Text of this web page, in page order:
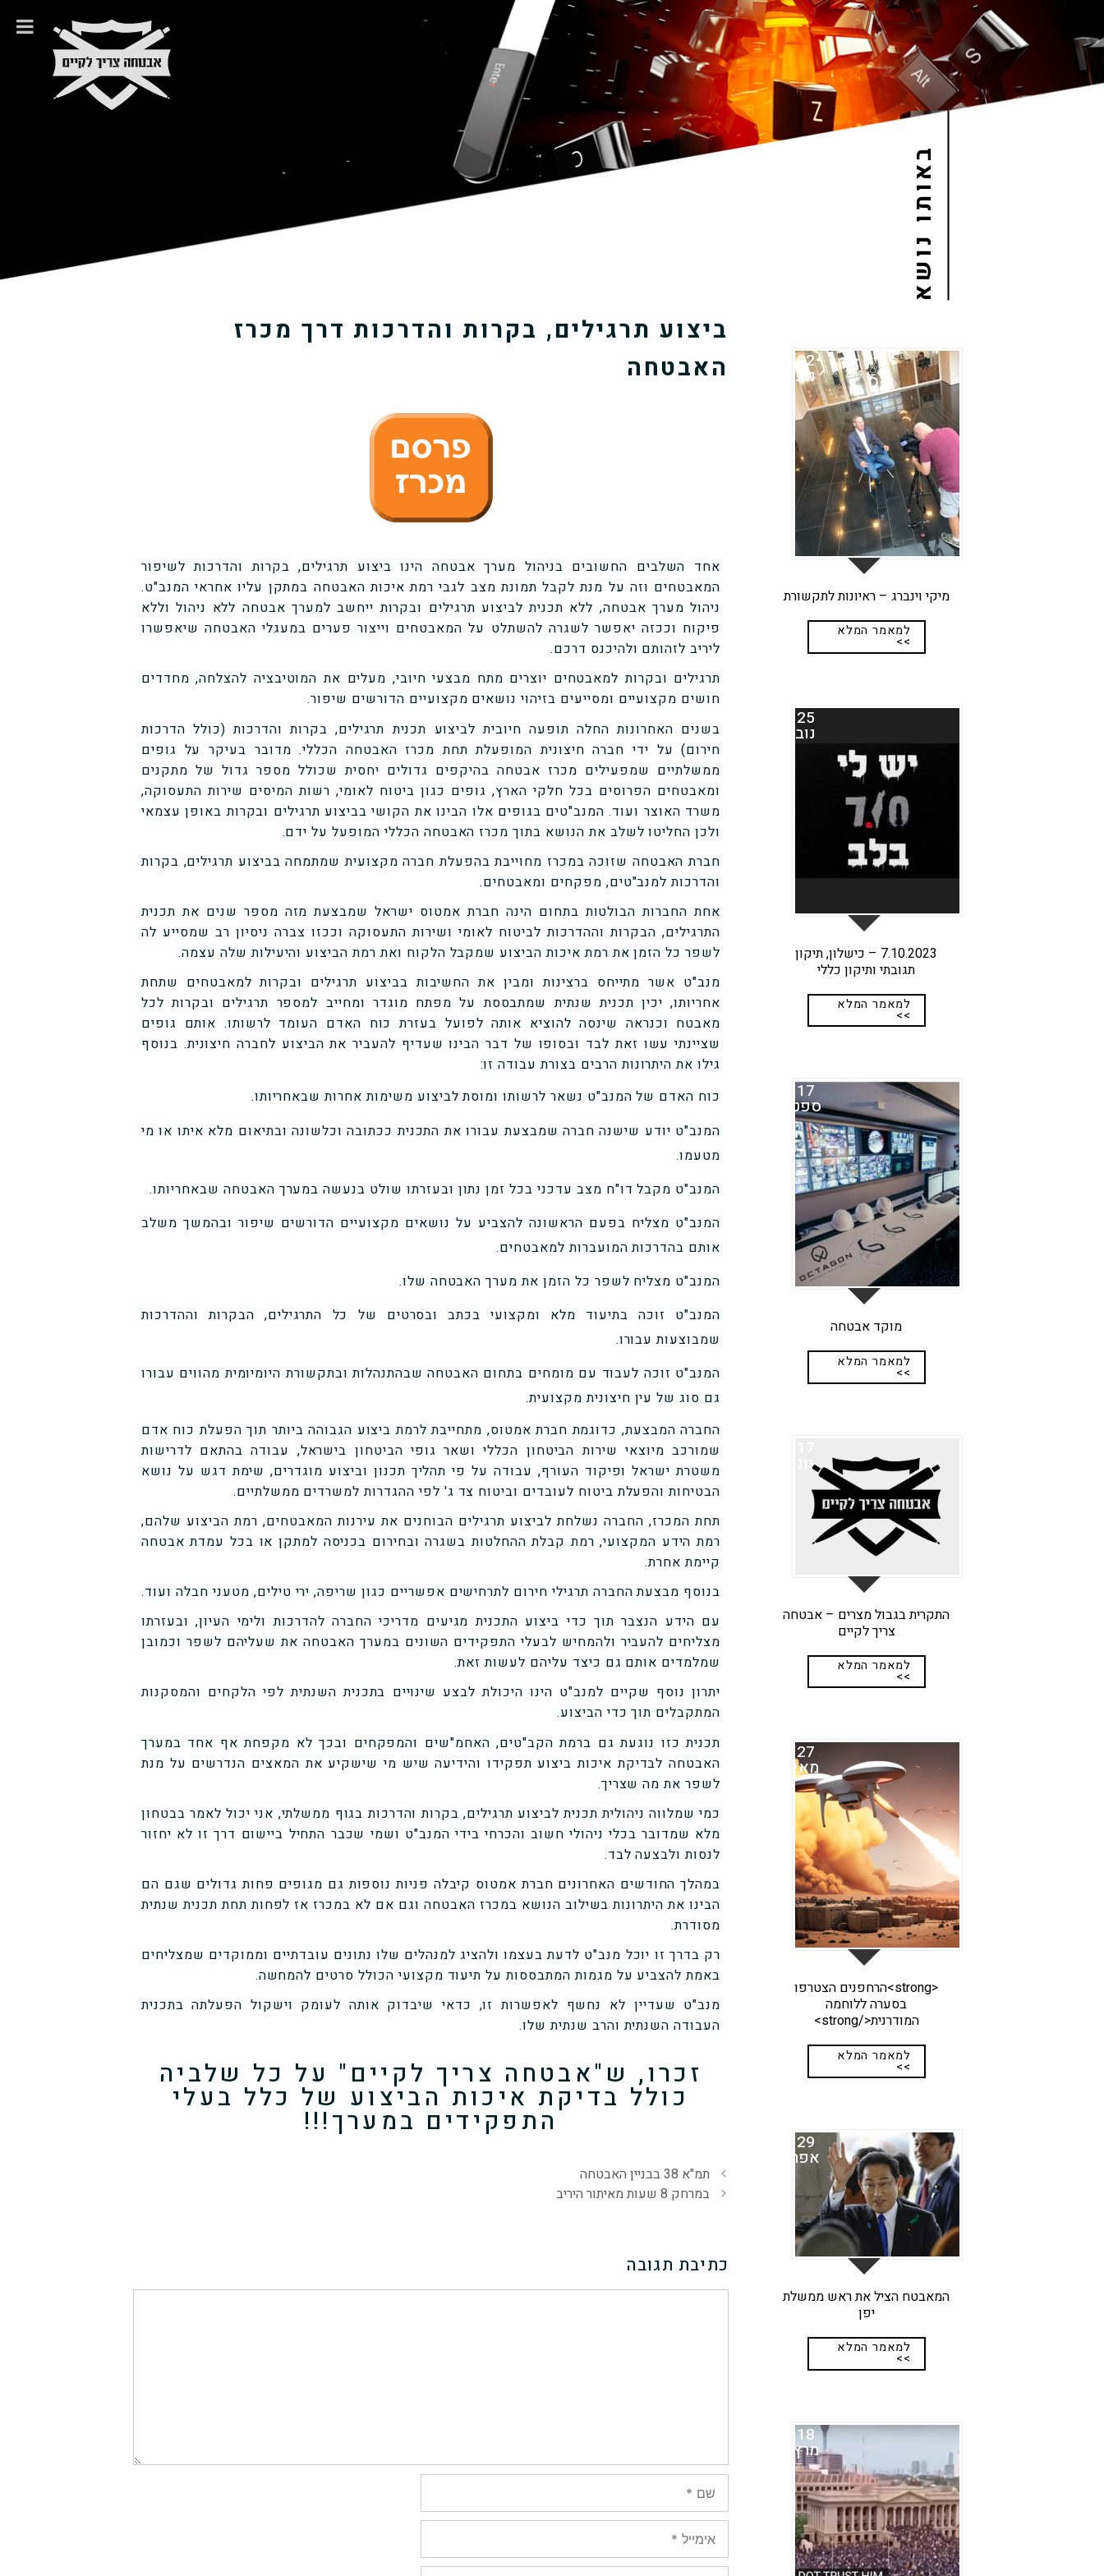
ביצוע תרגילים, בקרות והדרכות דרך מכרז
האבטחה
אחד השלבים החשובים בניהול מערך אבטחה הינו ביצוע תרגילים, בקרות והדרכות לשיפור
המאבטחים וזה על מנת לקבל תמונת מצב לגבי רמת איכות האבטחה במתקן עליו אחראי המנב"ט.
ניהול מערך אבטחה, ללא תכנית לביצוע תרגילים ובקרות ייחשב למערך אבטחה ללא ניהול וללא
פיקוח וככזה יאפשר לשגרה להשתלט על המאבטחים וייצור פערים במעגלי האבטחה שיאפשרו
ליריב לזהותם ולהיכנס דרכם.
תרגילים ובקרות למאבטחים יוצרים מתח מבצעי חיובי, מעלים את המוטיבציה להצלחה, מחדדים
חושים מקצועיים ומסייעים בזיהוי נושאים מקצועיים הדורשים שיפור.
בשנים האחרונות החלה תופעה חיובית לביצוע תכנית תרגילים, בקרות והדרכות (כולל הדרכות
חירום) על ידי חברה חיצונית המופעלת תחת מכרז האבטחה הכללי. מדובר בעיקר על גופים
ממשלתיים שמפעילים מכרז אבטחה בהיקפים גדולים יחסית שכולל מספר גדול של מתקנים
ומאבטחים הפרוסים בכל חלקי הארץ, גופים כגון ביטוח לאומי, רשות המיסים שירות התעסוקה,
משרד האוצר ועוד. המנב"טים בגופים אלו הבינו את הקושי בביצוע תרגילים ובקרות באופן עצמאי
ולכן החליטו לשלב את הנושא בתוך מכרז האבטחה הכללי המופעל על ידם.
חברת האבטחה שזוכה במכרז מחוייבת בהפעלת חברה מקצועית שמתמחה בביצוע תרגילים, בקרות
והדרכות למנב"טים, מפקחים ומאבטחים.
אחת החברות הבולטות בתחום הינה חברת אמטוס ישראל שמבצעת מזה מספר שנים את תכנית
התרגילים, הבקרות וההדרכות לביטוח לאומי ושירות התעסוקה וככזו צברה ניסיון רב שמסייע לה
לשפר כל הזמן את רמת איכות הביצוע שמקבל הלקוח ואת רמת הביצוע והיעילות שלה עצמה.
מנב"ט אשר מתייחס ברצינות ומבין את החשיבות בביצוע תרגילים ובקרות למאבטחים שתחת
אחריותו, יכין תכנית שנתית שמתבססת על מפתח מוגדר ומחייב למספר תרגילים ובקרות לכל
מאבטח וכנראה שינסה להוציא אותה לפועל בעזרת כוח האדם העומד לרשותו. אותם גופים
שציינתי עשו זאת לבד ובסופו של דבר הבינו שעדיף להעביר את הביצוע לחברה חיצונית. בנוסף
גילו את היתרונות הרבים בצורת עבודה זו:
כוח האדם של המנב"ט נשאר לרשותו ומוסת לביצוע משימות אחרות שבאחריותו.
המנב"ט יודע שישנה חברה שמבצעת עבורו את התכנית ככתובה וכלשונה ובתיאום מלא איתו או מי
מטעמו.
המנב"ט מקבל דו"ח מצב עדכני בכל זמן נתון ובעזרתו שולט בנעשה במערך האבטחה שבאחריותו.
המנב"ט מצליח בפעם הראשונה להצביע על נושאים מקצועיים הדורשים שיפור ובהמשך משלב
אותם בהדרכות המועברות למאבטחים.
המנב"ט מצליח לשפר כל הזמן את מערך האבטחה שלו.
המנב"ט זוכה בתיעוד מלא ומקצועי בכתב ובסרטים של כל התרגילים, הבקרות וההדרכות
שמבוצעות עבורו.
המנב"ט זוכה לעבוד עם מומחים בתחום האבטחה שבהתנהלות ובתקשורת היומיומית מהווים עבורו
גם סוג של עין חיצונית מקצועית.
החברה המבצעת, כדוגמת חברת אמטוס, מתחייבת לרמת ביצוע הגבוהה ביותר תוך הפעלת כוח אדם
שמורכב מיוצאי שירות הביטחון הכללי ושאר גופי הביטחון בישראל, עבודה בהתאם לדרישות
משטרת ישראל ופיקוד העורף, עבודה על פי תהליך תכנון וביצוע מוגדרים, שימת דגש על נושא
הבטיחות והפעלת ביטוח לעובדים וביטוח צד ג' לפי ההגדרות למשרדים ממשלתיים.
תחת המכרז, החברה נשלחת לביצוע תרגילים הבוחנים את עירנות המאבטחים, רמת הביצוע שלהם,
רמת הידע המקצועי, רמת קבלת ההחלטות בשגרה ובחירום בכניסה למתקן או בכל עמדת אבטחה
קיימת אחרת.
בנוסף מבצעת החברה תרגילי חירום לתרחישים אפשריים כגון שריפה, ירי טילים, מטעני חבלה ועוד.
עם הידע הנצבר תוך כדי ביצוע התכנית מגיעים מדריכי החברה להדרכות ולימי העיון, ובעזרתו
מצליחים להעביר ולהמחיש לבעלי התפקידים השונים במערך האבטחה את שעליהם לשפר וכמובן
שמלמדים אותם גם כיצד עליהם לעשות זאת.
יתרון נוסף שקיים למנב"ט הינו היכולת לבצע שינויים בתכנית השנתית לפי הלקחים והמסקנות
המתקבלים תוך כדי הביצוע.
תכנית כזו נוגעת גם ברמת הקב"טים, האחמ"שים והמפקחים ובכך לא מקפחת אף אחד במערך
האבטחה לבדיקת איכות ביצוע תפקידו והידיעה שיש מי שישקיע את המאצים הנדרשים על מנת
לשפר את מה שצריך.
כמי שמלווה ניהולית תכנית לביצוע תרגילים, בקרות והדרכות בגוף ממשלתי, אני יכול לאמר בבטחון
מלא שמדובר בכלי ניהולי חשוב והכרחי בידי המנב"ט ושמי שכבר התחיל ביישום דרך זו לא יחזור
לנסות ולבצעה לבד.
במהלך החודשים האחרונים חברת אמטוס קיבלה פניות נוספות גם מגופים פחות גדולים שגם הם
הבינו את היתרונות בשילוב הנושא במכרז האבטחה וגם אם לא במכרז אז לפחות תחת תכנית שנתית
מסודרת.
רק בדרך זו יוכל מנב"ט לדעת בעצמו ולהציג למנהלים שלו נתונים עובדתיים וממוקדים שמצליחים
באמת להצביע על מגמות המתבססות על תיעוד מקצועי הכולל סרטים להמחשה.
מנב"ט שעדיין לא נחשף לאפשרות זו, כדאי שיבדוק אותה לעומק וישקול הפעלתה בתכנית
העבודה השנתית והרב שנתית שלו.
זכרו, ש"אבטחה צריך לקיים" על כל שלביה
כולל בדיקת איכות הביצוע של כלל בעלי
התפקידים במערך!!!
תמ"א 38 בבניין האבטחה
במרחק 8 שעות מאיתור היריב
כתיבת תגובה
באותו נושא
מיקי וינברג – ראיונות לתקשורת
02
נוב
למאמר המלא
>>
7.10.2023 – כישלון, תיקון
תגובתי ותיקון כללי
25
נוב
למאמר המלא
>>
מוקד אבטחה
17
ספט
למאמר המלא
>>
התקרית בגבול מצרים – אבטחה
צריך לקיים
יונ
למאמר המלא
>>
<strong>הרחפנים הצטרפו
בסערה ללוחמה
המודרנית</strong>
27
מאי
למאמר המלא
>>
המאבטח הציל את ראש ממשלת
יפן
29
אפר
למאמר המלא
>>
18
מרץ